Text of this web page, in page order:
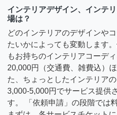
インテリアデザイン、インテ
場は？
どのインテリアのデザインや
たいかによっても変動します
もお持ちのインテリアコーデ
20,000円（交通費、雑費込）
た、ちょっとしたインテリア
3,000-5,000円でサービス提供
す。 「依頼申請」の段階では